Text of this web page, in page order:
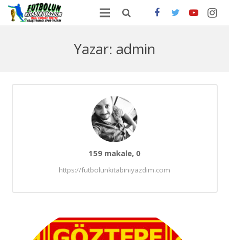
FUTBOLDA GÜNCEL HABERLER
Yazar: admin
159 makale, 0Yorum
https://futbolunkitabiniyazdim.com